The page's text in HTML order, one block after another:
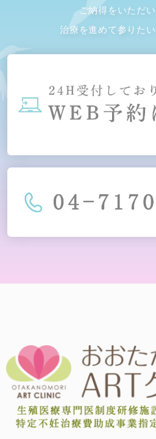
ご納得をいただい
治療を進めて参りたい